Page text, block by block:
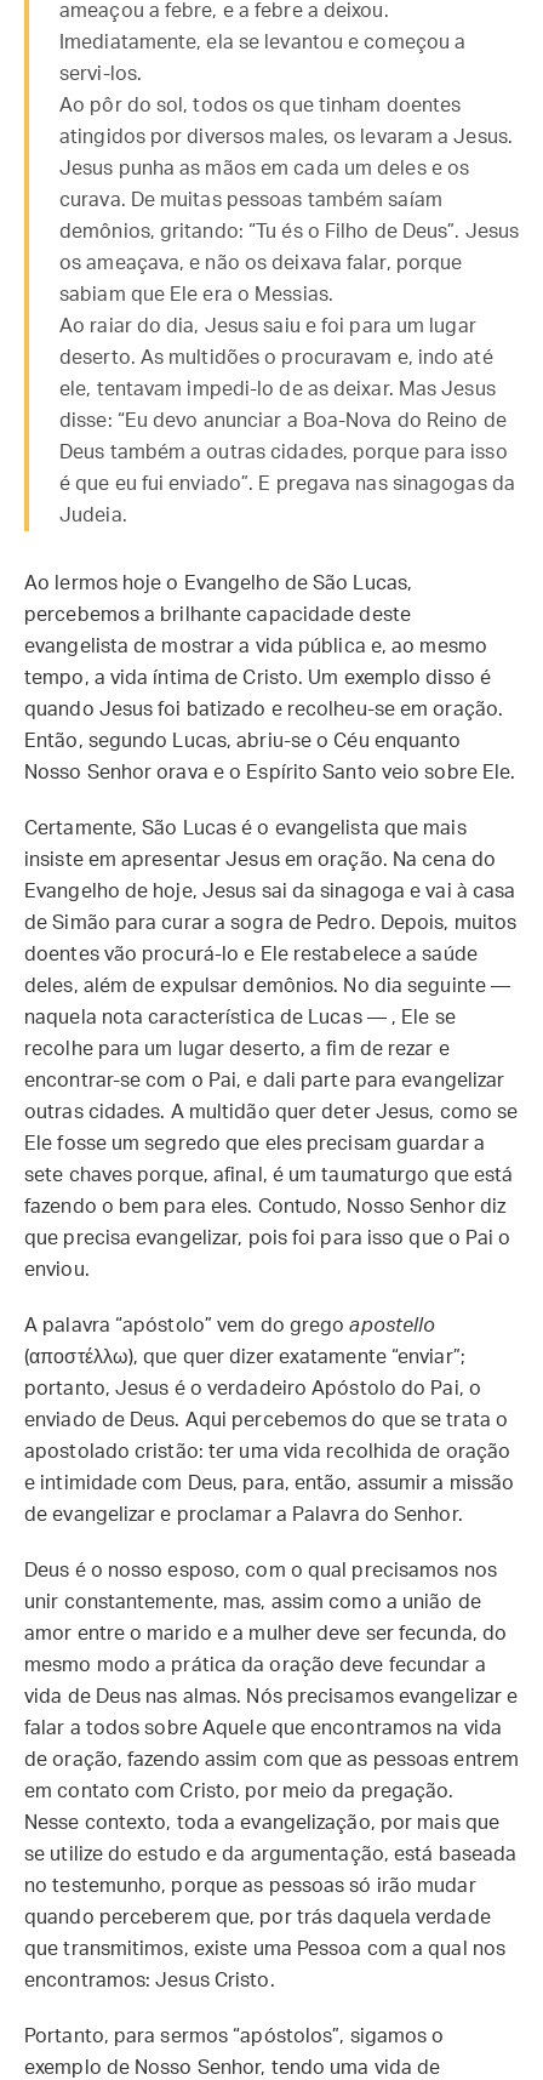
ameaçou a febre, e a febre a deixou.
Imediatamente, ela se levantou e começou a
servi-los.
Ao pôr do sol, todos os que tinham doentes
atingidos por diversos males, os levaram a Jesus.
Jesus punha as mãos em cada um deles e os
curava. De muitas pessoas também saíam
demônios, gritando: “Tu és o Filho de Deus”. Jesus
os ameaçava, e não os deixava falar, porque
sabiam que Ele era o Messias.
Ao raiar do dia, Jesus saiu e foi para um lugar
deserto. As multidões o procuravam e, indo até
ele, tentavam impedi-lo de as deixar. Mas Jesus
disse: “Eu devo anunciar a Boa-Nova do Reino de
Deus também a outras cidades, porque para isso
é que eu fui enviado”. E pregava nas sinagogas da
Judeia.
Ao lermos hoje o Evangelho de São Lucas,
percebemos a brilhante capacidade deste
evangelista de mostrar a vida pública e, ao mesmo
tempo, a vida íntima de Cristo. Um exemplo disso é
quando Jesus foi batizado e recolheu-se em oração.
Então, segundo Lucas, abriu-se o Céu enquanto
Nosso Senhor orava e o Espírito Santo veio sobre Ele.
Certamente, São Lucas é o evangelista que mais
insiste em apresentar Jesus em oração. Na cena do
Evangelho de hoje, Jesus sai da sinagoga e vai à casa
de Simão para curar a sogra de Pedro. Depois, muitos
doentes vão procurá-lo e Ele restabelece a saúde
deles, além de expulsar demônios. No dia seguinte —
naquela nota característica de Lucas — , Ele se
recolhe para um lugar deserto, a fim de rezar e
encontrar-se com o Pai, e dali parte para evangelizar
outras cidades. A multidão quer deter Jesus, como se
Ele fosse um segredo que eles precisam guardar a
sete chaves porque, afinal, é um taumaturgo que está
fazendo o bem para eles. Contudo, Nosso Senhor diz
que precisa evangelizar, pois foi para isso que o Pai o
enviou.
A palavra “apóstolo” vem do gregoapostello
(αποστέλλω), que quer dizer exatamente “enviar”;
portanto, Jesus é o verdadeiro Apóstolo do Pai, o
enviado de Deus. Aqui percebemos do que se trata o
apostolado cristão: ter uma vida recolhida de oração
e intimidade com Deus, para, então, assumir a missão
de evangelizar e proclamar a Palavra do Senhor.
Deus é o nosso esposo, com o qual precisamos nos
unir constantemente, mas, assim como a união de
amor entre o marido e a mulher deve ser fecunda, do
mesmo modo a prática da oração deve fecundar a
vida de Deus nas almas. Nós precisamos evangelizar e
falar a todos sobre Aquele que encontramos na vida
de oração, fazendo assim com que as pessoas entrem
em contato com Cristo, por meio da pregação.
Nesse contexto, toda a evangelização, por mais que
se utilize do estudo e da argumentação, está baseada
no testemunho, porque as pessoas só irão mudar
quando perceberem que, por trás daquela verdade
que transmitimos, existe uma Pessoa com a qual nos
encontramos: Jesus Cristo.
Portanto, para sermos “apóstolos”, sigamos o
exemplo de Nosso Senhor, tendo uma vida de